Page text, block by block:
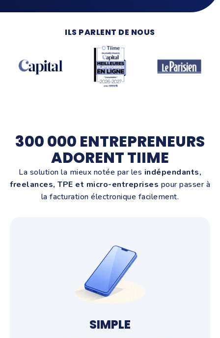
ILS PARLENT DE NOUS
300 000 ENTREPRENEURS
ADORENT TIIME
La solution la mieux notée par les indépendants,
freelances, TPE et micro-entreprises pour passer à
la facturation électronique facilement.
SIMPLE